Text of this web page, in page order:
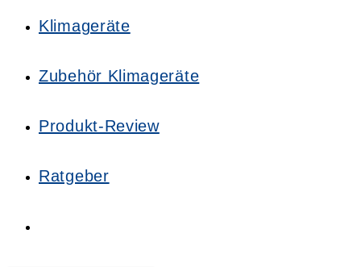
Klimageräte
Zubehör Klimageräte
Produkt-Review
Ratgeber